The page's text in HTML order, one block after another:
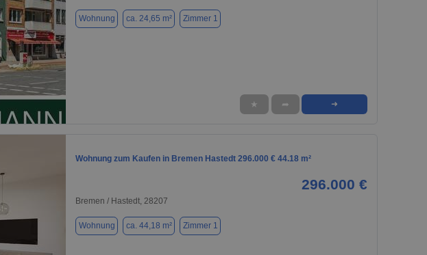
1 / 1
Wohnung ca. 24,65 m² Zimmer 1
★ ➦ ➜
Wohnung zum Kaufen in Bremen Hastedt 296.000 € 44.18 m²
296.000 €
Bremen / Hastedt, 28207
Wohnung ca. 44,18 m² Zimmer 1